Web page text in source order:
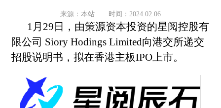
来源：本站 时间：2024.02.06
1月 29 日，由策源资本投资的星阅控股有
限公司 Siory Hodings Limited向港交所递交
招股说明书，拟在香港主板IPO上市。